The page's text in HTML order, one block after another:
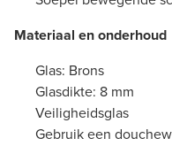
Materiaal en onderhoud
Glas: Brons
Glasdikte: 8 mm
Veiligheidsglas
Gebruik een